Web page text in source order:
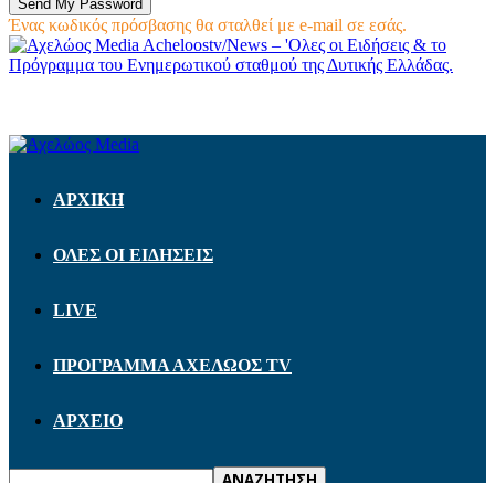
Ένας κωδικός πρόσβασης θα σταλθεί με e-mail σε εσάς.
Acheloostv/News – 'Ολες οι Ειδήσεις & το
Πρόγραμμα του Ενημερωτικού σταθμού της Δυτικής Ελλάδας.
ΑΡΧΙΚΗ
ΟΛΕΣ ΟΙ ΕΙΔΗΣΕΙΣ
LIVE
ΠΡΟΓΡΑΜΜΑ ΑΧΕΛΩΟΣ TV
ΑΡΧΕΙΟ